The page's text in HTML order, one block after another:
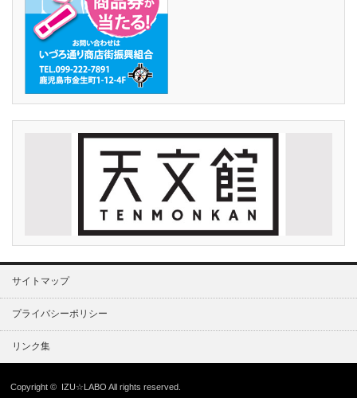
サイトマップ
プライバシーポリシー
リンク集
Copyright © IZU☆LABO All rights reserved.